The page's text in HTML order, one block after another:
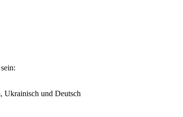
Ukrainisch und Deutsch